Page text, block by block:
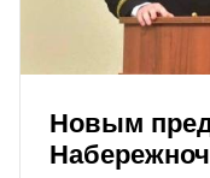
Новым